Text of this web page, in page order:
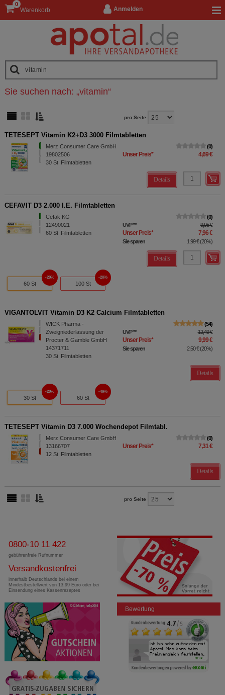
Anmelden
Warenkorb
0
Sie suchen nach: „vitamin“
pro Seite
TETESEPT Vitamin K2+D3 3000 Filmtabletten
Merz Consumer Care GmbH
19802506
30 St Filmtabletten
0
Unser Preis* 4,69 €
Details
CEFAVIT D3 2.000 I.E. Filmtabletten
Cefak KG
12490021
60 St Filmtabletten
0
UVP** 9,95 €
Unser Preis* 7,96 €
Sie sparen 1,99 €(20%)
Details
60 St
20%
100 St
20%
VIGANTOLVIT Vitamin D3 K2 Calcium Filmtabletten
WICK Pharma -
Zweigniederlassung der
Procter & Gamble GmbH
14371711
30 St Filmtabletten
54
UVP** 12,49 €
Unser Preis* 9,99 €
Sie sparen 2,50 €(20%)
Details
30 St
20%
60 St
49%
TETESEPT Vitamin D3 7.000 Wochendepot Filmtabl.
Merz Consumer Care GmbH
13166707
12 St Filmtabletten
0
Unser Preis* 7,31 €
Details
pro Seite
0800-10 11 422
gebührenfreie Rufnummer
Versandkostenfrei
innerhalb Deutschlands bei einem
Mindestbestellwert von 13,99 Euro oder bei
Einsendung eines Kassenrezeptes
Bewertung